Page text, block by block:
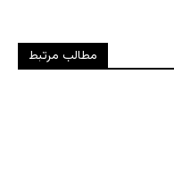
مطالب مرتبط